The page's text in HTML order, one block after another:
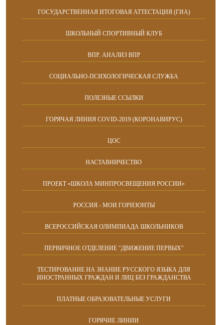
ГОСУДАРСТВЕННАЯ ИТОГОВАЯ АТТЕСТАЦИЯ (ГИА)
ШКОЛЬНЫЙ СПОРТИВНЫЙ КЛУБ
ВПР. АНАЛИЗ ВПР
СОЦИАЛЬНО-ПСИХОЛОГИЧЕСКАЯ СЛУЖБА
ПОЛЕЗНЫЕ ССЫЛКИ
ГОРЯЧАЯ ЛИНИЯ COVID-2019 (КОРОНАВИРУС)
ЦОС
НАСТАВНИЧЕСТВО
ПРОЕКТ «ШКОЛА МИНПРОСВЕЩЕНИЯ РОССИИ»
РОССИЯ - МОИ ГОРИЗОНТЫ
ВСЕРОССИЙСКАЯ ОЛИМПИАДА ШКОЛЬНИКОВ
ПЕРВИЧНОЕ ОТДЕЛЕНИЕ "ДВИЖЕНИЕ ПЕРВЫХ"
ТЕСТИРОВАНИЕ НА ЗНАНИЕ РУССКОГО ЯЗЫКА ДЛЯ
ИНОСТРАННЫХ ГРАЖДАН И ЛИЦ БЕЗ ГРАЖДАНСТВА
ПЛАТНЫЕ ОБРАЗОВАТЕЛЬНЫЕ УСЛУГИ
ГОРЯЧИЕ ЛИНИИ